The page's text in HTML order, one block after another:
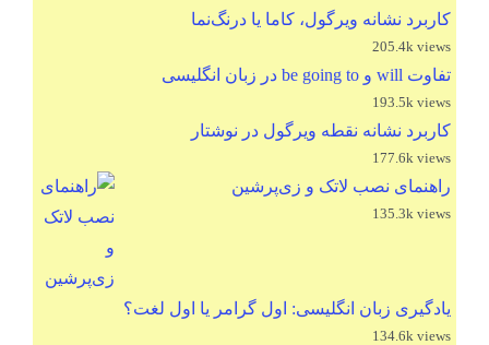
کاربرد نشانه ویرگول، کاما یا درنگ‌نما
205.4k views
تفاوت will و be going to در زبان انگلیسی
193.5k views
کاربرد نشانه نقطه ویرگول در نوشتار
177.6k views
راهنمای نصب لاتک و زی‌پرشین
135.3k views
یادگیری زبان انگلیسی: اول گرامر یا اول لغت؟
134.6k views